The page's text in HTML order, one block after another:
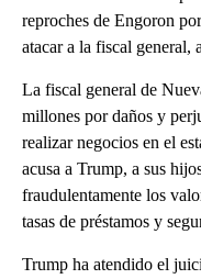
reproches de Engoron
atacar a la fiscal general,
La fiscal general de
millones por daños y
realizar negocios en el
acusa a Trump, a sus
fraudulentamente los
tasas de préstamos y
Trump ha atendido el